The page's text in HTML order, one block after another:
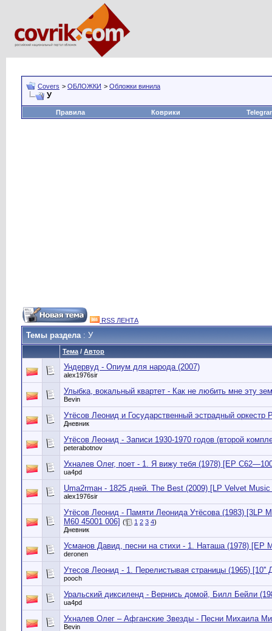
Covers > ОБЛОЖКИ > Обложки винила
У
Правила Коврики
RSS ЛЕНТА
Темы раздела: У
Тема / Автор
Ундервуд - Опиум для народа (2007)
alex1976sir
Улыбка, вокальный квартет - Как не любить мне эту
Bevin
Утёсов Леонид и Государственный эстрадный
Дневник
Утёсов Леонид - Записи 1930-1970 годов (второй
peterabotnov
Ухналев Олег, поет - 1. Я вижу тебя (1978) [EP
ua4pd
Uma2rmaн - 1825 дней. The Best (2009) [LP Velvet
alex1976sir
Утёсов Леонид - Памяти Леонида Утёсова (1983) [3LP
М60 45001 006] ( 1 2 3 4)
Дневник
Усманов Давид, песни на стихи - 1. Наташа (1978) [EP
deronen
Утесов Леонид - 1. Перелистывая страницы (1965) [10''
pooch
Уральский диксиленд - Вернись домой, Билл Бейли
ua4pd
Ухналев Олег ‎– Афганские Звезды - Песни Михаила
Bevin